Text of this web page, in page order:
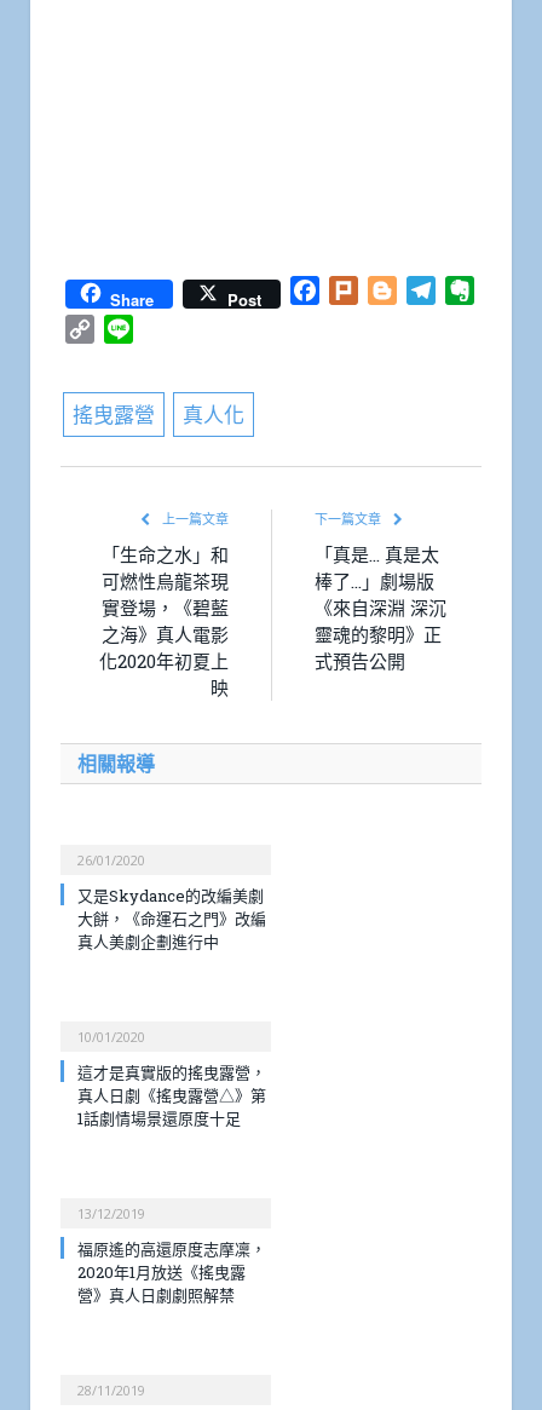
Share Post Facebook
Plurk BloggerTelegram
Copy
搖曳露營 真人化
上一篇文章
「生命之水」和
可燃性烏龍茶現
實登場，《碧藍
之海》真人電影
化2020年初夏上
映
下一篇文章
「真是… 真是太
棒了…」劇場版
《來自深淵 深沉
靈魂的黎明》正
式預告公開
相關報導
26/01/2020
又是Skydance的改編美劇
大餅，《命運石之門》改編
真人美劇企劃進行中
10/01/2020
這才是真實版的搖曳露營，
真人日劇《搖曳露營△》第
1話劇情場景還原度十足
13/12/2019
福原遙的高還原度志摩凜，
2020年1月放送《搖曳露
營》真人日劇劇照解禁
28/11/2019